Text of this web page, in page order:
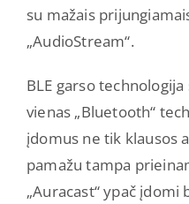
su mažais
„AudioStream“.
BLE garso
vienas „Bluetooth“
įdomus ne tik klausos
pamažu tampa
„Auracast“ ypač įdomi